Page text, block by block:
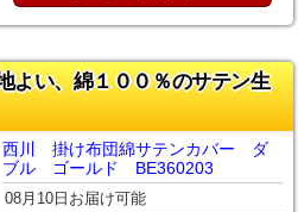
よい、綿１００％のサテン生
西川 掛け布団綿サテンカバー ダ
ブル ゴールド BE360203
08月10日お届け可能